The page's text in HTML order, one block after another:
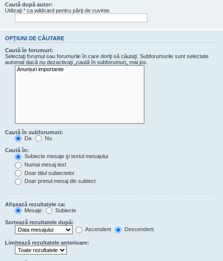
Caută după autor:
Utilizaţi * ca wildcard pentru părţi de cuvinte.
OPŢIUNI DE CĂUTARE
Caută în forumuri:
Selectaţi forumul sau forumurile în care doriţi să căutaţi. Subforumurile sunt selectate
automat dacă nu dezactivaţi „caută în subforumuri„ mai jos.
Caută în subforumuri:
Da
Nu
Caută în:
Subiecte mesaje şi textul mesajului
Numai mesaj text
Doar titlul subiectelor
Doar primul mesaj din subiect
Afişează rezultatele ca:
Mesaje
Subiecte
Sortează rezultatele după:
Ascendent
Descendent
Limitează rezultatele anterioare: